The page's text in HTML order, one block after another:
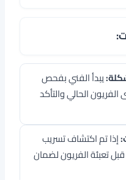
يبدأ الفني بفحص
الحالي والتأكد
إذا تم اكتشاف تسريب
قبل تعبئة الفريون لضمان